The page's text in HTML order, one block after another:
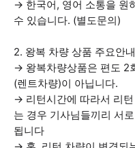
→ 한국어, 영어 소통을 원
수 있습니다. (별도문의)
2. 왕복 차량 상품 주요안내
→ 왕복차량상품은 편도 2
(렌트차량)이 아닙니다.
→ 리턴시간에 따라서 리
는 경우 기사님들끼리 서
됩니다